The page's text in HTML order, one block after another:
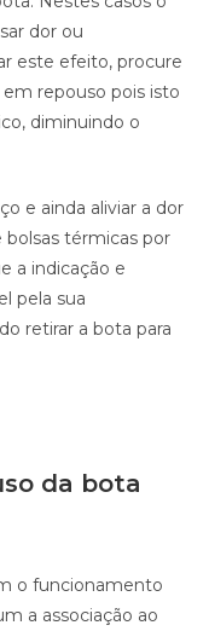
dor ou
este efeito, procure
repouso pois isto
diminuindo o
e ainda aliviar a dor
bolsas térmicas por
a indicação e
pela sua
retirar a bota para
da bota
o funcionamento
a associação ao